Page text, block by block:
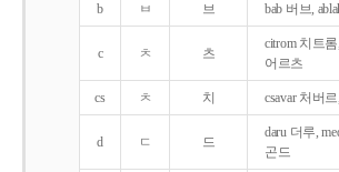
b ㅂ 브 bab 버브,
c ㅊ 츠
citrom 치트
어르츠
cs ㅊ 치 csavar 처버
d ㄷ 드
daru 더루,
곤드